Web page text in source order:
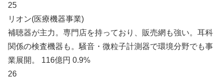
25
リオン(医療機器事業)
補聴器が主力。専門店を持っており、販売網も強い。耳科
関係の検査機器も。騒音・微粒子計測器で環境分野でも事
業展開。 116億円 0.9%
26